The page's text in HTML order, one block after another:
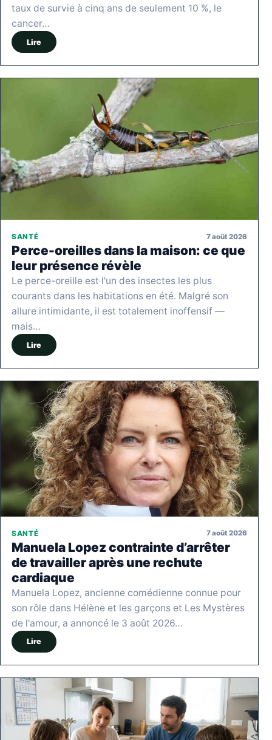
taux de survie à cinq ans de seulement 10 %, le
cancer…
Lire
SANTÉ 7 août 2026
Perce-oreilles dans la maison: ce que
leur présence révèle
Le perce-oreille est l'un des insectes les plus
courants dans les habitations en été. Malgré son
allure intimidante, il est totalement inoffensif —
mais…
Lire
SANTÉ 7 août 2026
Manuela Lopez contrainte d’arrêter
de travailler après une rechute
cardiaque
Manuela Lopez, ancienne comédienne connue pour
son rôle dans Hélène et les garçons et Les Mystères
de l'amour, a annoncé le 3 août 2026…
Lire